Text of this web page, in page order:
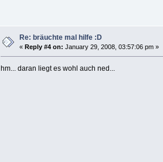
Re: bräuchte mal hilfe :D
« Reply #4 on: January 29, 2008, 03:57:06 pm »
hm... daran liegt es wohl auch ned...